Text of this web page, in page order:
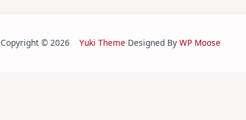
Copyright © 2026 Yuki Theme Designed By WP Moose